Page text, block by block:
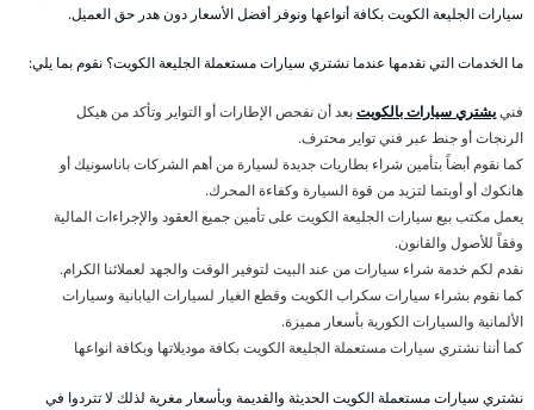
سيارات الجليعة الكويت بكافة أنواعها ونوفر أفضل الأسعار دون هدر حق العميل.
ما الخدمات التي نقدمها عندما نشتري سيارات مستعملة الجليعة الكويت؟ نقوم بما يلي:
فنييشتري سيارات بالكويتبعد أن نفحص الإطارات أو التواير وتأكد من هيكل
الرنجات أو جنط عبر فني تواير محترف.
كما نقوم أبضاً بتأمين شراء بطاريات جديدة لسيارة من أهم الشركات باناسونيك أو
هانكوك أو أوبتما لتزيد من قوة السيارة وكفاءة المحرك.
يعمل مكتب بيع سيارات الجليعة الكويت على تأمين جميع العقود والإجراءات المالية
وفقاً للأصول والقانون.
نقدم لكم خدمة شراء سيارات من عند البيت لتوفير الوقت والجهد لعملائنا الكرام.
كما نقوم بشراء سيارات سكراب الكويت وقطع الغيار لسيارات اليابانية وسيارات
الألمانية والسيارات الكورية بأسعار مميزة.
كما أننا نشتري سيارات مستعملة الجليعة الكويت بكافة موديلاتها وبكافة انواعها
نشتري سيارات مستعملة الكويت الحديثة والقديمة وبأسعار مغرية لذلك لا تتردوا في